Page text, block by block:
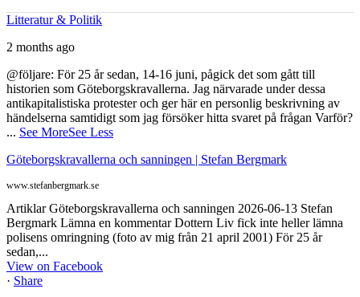
Litteratur & Politik
2 months ago
@följare: För 25 år sedan, 14-16 juni, pågick det som gått till
historien som Göteborgskravallerna. Jag närvarade under dessa
antikapitalistiska protester och ger här en personlig beskrivning av
händelserna samtidigt som jag försöker hitta svaret på frågan Varför?
... See MoreSee Less
Göteborgskravallerna och sanningen | Stefan Bergmark
www.stefanbergmark.se
Artiklar Göteborgskravallerna och sanningen 2026-06-13 Stefan
Bergmark Lämna en kommentar Dottern Liv fick inte heller lämna
polisens omringning (foto av mig från 21 april 2001) För 25 år
sedan,...
View on Facebook
· Share